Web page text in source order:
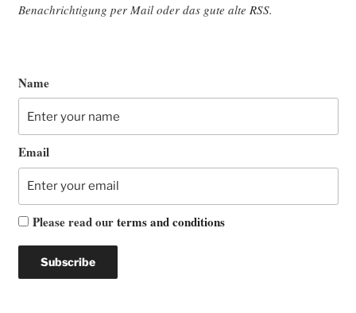
Benach­rich­ti­gung per Mail oder das gute alte RSS.
Name
Email
Please read ourterms and conditions